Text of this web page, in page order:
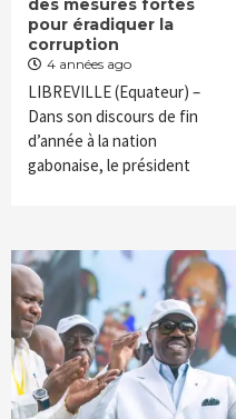
des mesures fortes
pour éradiquer la
corruption
4 années ago
LIBREVILLE (Equateur) –
Dans son discours de fin
d’année à la nation
gabonaise, le président